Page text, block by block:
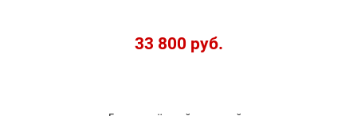
33 800 руб.